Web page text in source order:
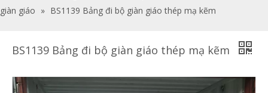
giàn giáo » BS1139 Bảng đi bộ giàn giáo thép mạ kẽm
BS1139 Bảng đi bộ giàn giáo thép mạ kẽm